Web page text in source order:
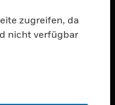
zugreifen, da
nicht verfügbar